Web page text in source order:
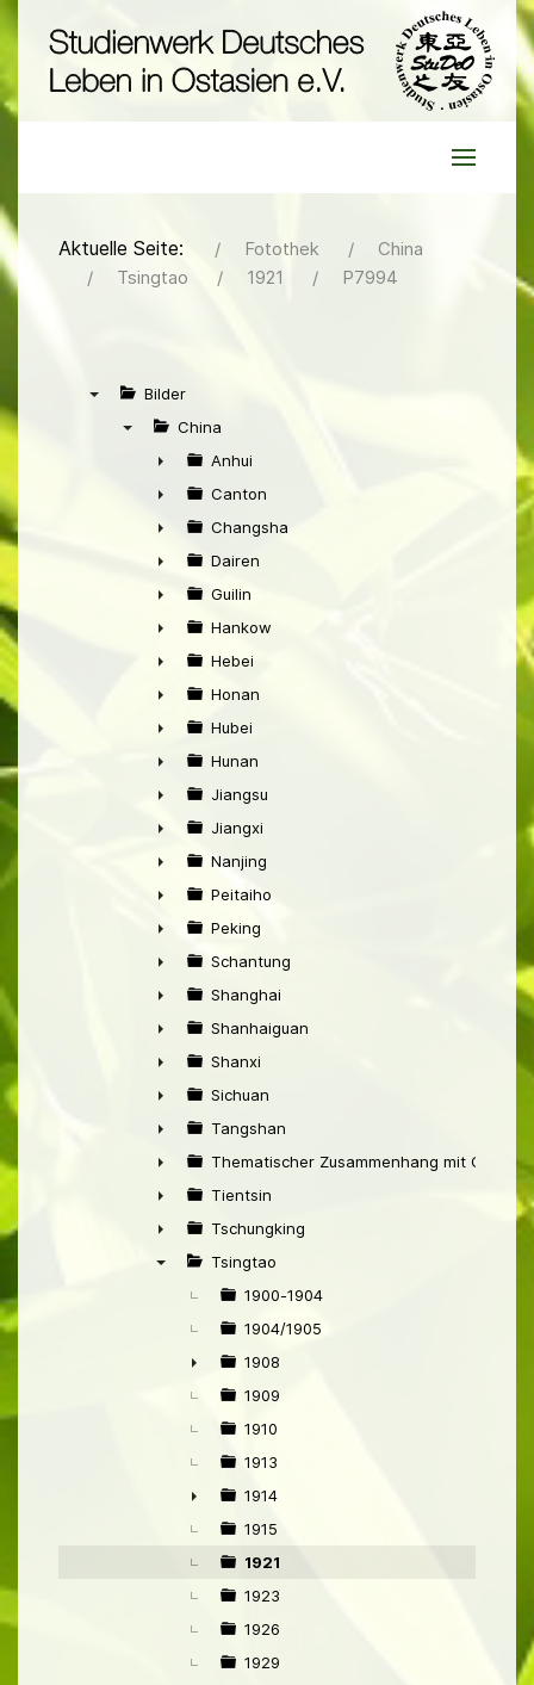
Aktuelle Seite: Fotothek
China
Tsingtao
1921 P7994
Bilder
China
►
Anhui
►
Canton
►
Changsha
►
Dairen
►
Guilin
►
Hankow
►
Hebei
►
Honan
►
Hubei
►
Hunan
►
Jiangsu
►
Jiangxi
►
Nanjing
►
Peitaiho
►
Peking
►
Schantung
►
Shanghai
►
Shanhaiguan
►
Shanxi
►
Sichuan
►
Tangshan
►
Thematischer Zusammenhang mit China
►
Tientsin
►
Tschungking
Tsingtao
1900-1904
1904/1905
►
1908
1909
1910
1913
►
1914
1915
1921
1923
1926
1929